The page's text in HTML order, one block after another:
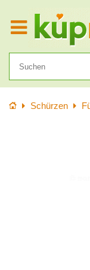
StartseiteSchürzen